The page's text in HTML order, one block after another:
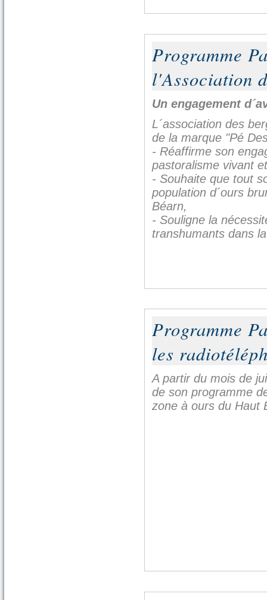
Programme
l'Association
Un engagement
L´association des
de la marque "Pé
- Réaffirme son
pastoralisme vivant
- Souhaite que tout
population d´ours
Béarn,
- Souligne la
transhumants dans
Programme
les
A partir du mois de
de son programme
zone à ours du Haut